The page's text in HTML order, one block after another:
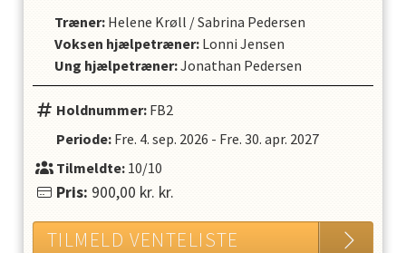
Træner: Helene Krøll /Sabrina Pedersen
Voksen hjælpetræner: Lonni Jensen
Ung hjælpetræner:Jonathan Pedersen
Holdnummer: FB2
Periode: Fre. 4. sep. 2026 - Fre. 30. apr. 2027
Tilmeldte:10/10
Pris: 900,00 kr. kr.
TILMELD VENTELISTE